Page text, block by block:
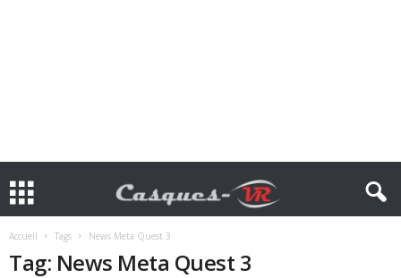
Accueil Tags News Meta Quest 3
Tag: News Meta Quest 3